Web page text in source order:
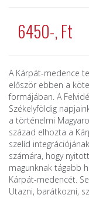
6450-, Ft
A Kárpát-medence
először ebben a
formájában. A
Székelyföldig
a történelmi
század elhozta a
szelíd
számára, hogy
magunknak tágabb
Kárpát-medencét.
Utazni, barátkozni,